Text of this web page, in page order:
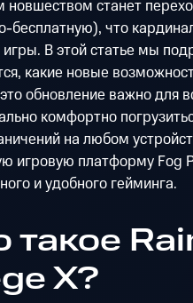
новшеством станет
бесплатную), что
В этой статье мы
какие новые
обновление важно для
комфортно
на любом
игровую платформу Fog
и удобного гейминга.
такое
X?